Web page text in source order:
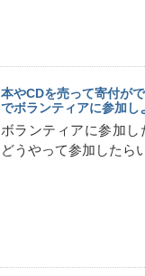
本やCDを売って寄付が
でボランティアに参加し
ボランティアに参加し
どうやって参加したら